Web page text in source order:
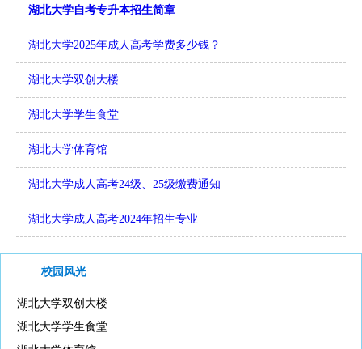
湖北大学自考专升本招生简章
湖北大学2025年成人高考学费多少钱？
湖北大学双创大楼
湖北大学学生食堂
湖北大学体育馆
湖北大学成人高考24级、25级缴费通知
湖北大学成人高考2024年招生专业
校园风光
湖北大学双创大楼
湖北大学学生食堂